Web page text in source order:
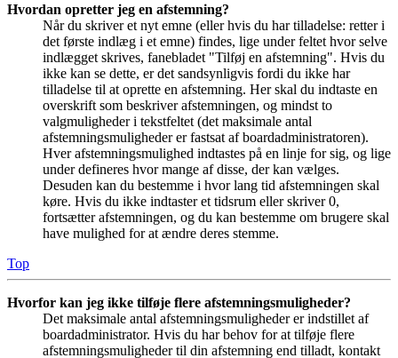
Hvordan opretter jeg en afstemning?
Når du skriver et nyt emne (eller hvis du har tilladelse: retter i
det første indlæg i et emne) findes, lige under feltet hvor selve
indlægget skrives, fanebladet "Tilføj en afstemning". Hvis du
ikke kan se dette, er det sandsynligvis fordi du ikke har
tilladelse til at oprette en afstemning. Her skal du indtaste en
overskrift som beskriver afstemningen, og mindst to
valgmuligheder i tekstfeltet (det maksimale antal
afstemningsmuligheder er fastsat af boardadministratoren).
Hver afstemningsmulighed indtastes på en linje for sig, og lige
under defineres hvor mange af disse, der kan vælges.
Desuden kan du bestemme i hvor lang tid afstemningen skal
køre. Hvis du ikke indtaster et tidsrum eller skriver 0,
fortsætter afstemningen, og du kan bestemme om brugere skal
have mulighed for at ændre deres stemme.
Top
Hvorfor kan jeg ikke tilføje flere afstemningsmuligheder?
Det maksimale antal afstemningsmuligheder er indstillet af
boardadministrator. Hvis du har behov for at tilføje flere
afstemningsmuligheder til din afstemning end tilladt, kontakt